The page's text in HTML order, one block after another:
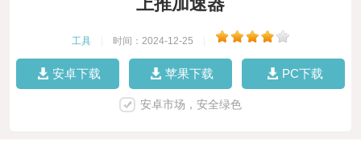
上推加速器
工具 时间：2024-12-25
安卓下载 苹果下载 PC下载
安卓市场，安全绿色